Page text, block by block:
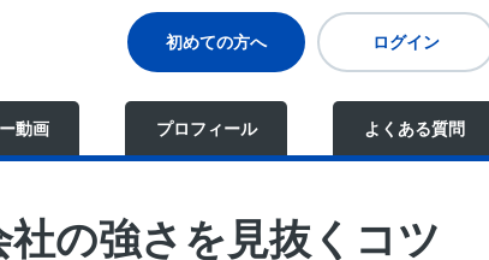
初めての方へ ログイン
動画 プロフィール よくある質問
の強さを見抜くコツ